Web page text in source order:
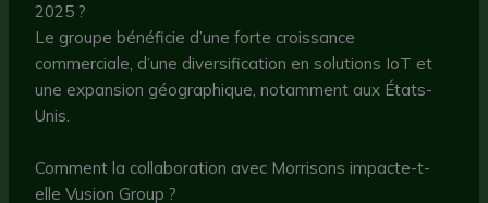
2025 ?
Le groupe bénéficie d’une forte croissance
commerciale, d’une diversification en solutions IoT et
une expansion géographique, notamment aux États-
Unis.
Comment la collaboration avec Morrisons impacte-t-
elle Vusion Group ?